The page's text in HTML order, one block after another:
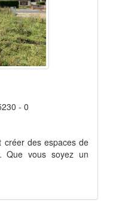
- 0
créer des espaces de
Que vous soyez un